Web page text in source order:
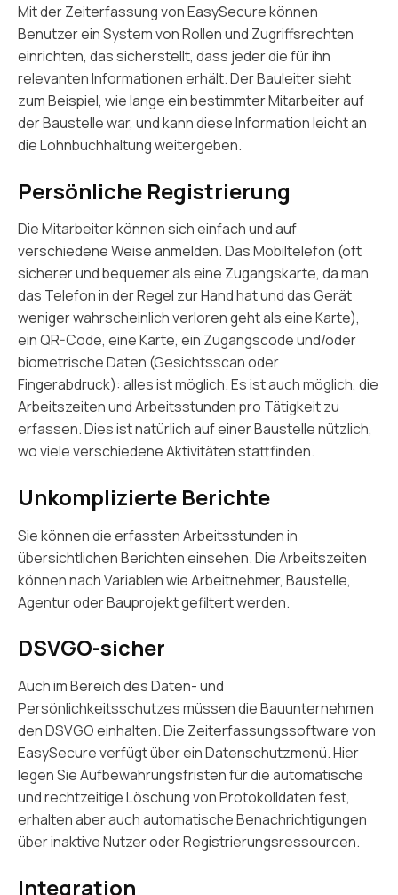
Mit der Zeiterfassung von EasySecure können
Benutzer ein System von Rollen und Zugriffsrechten
einrichten, das sicherstellt, dass jeder die für ihn
relevanten Informationen erhält. Der Bauleiter sieht
zum Beispiel, wie lange ein bestimmter Mitarbeiter auf
der Baustelle war, und kann diese Information leicht an
die Lohnbuchhaltung weitergeben.
Persönliche Registrierung
Die Mitarbeiter können sich einfach und auf
verschiedene Weise anmelden. Das Mobiltelefon (oft
sicherer und bequemer als eine Zugangskarte, da man
das Telefon in der Regel zur Hand hat und das Gerät
weniger wahrscheinlich verloren geht als eine Karte),
ein QR-Code, eine Karte, ein Zugangscode und/oder
biometrische Daten (Gesichtsscan oder
Fingerabdruck): alles ist möglich. Es ist auch möglich, die
Arbeitszeiten und Arbeitsstunden pro Tätigkeit zu
erfassen. Dies ist natürlich auf einer Baustelle nützlich,
wo viele verschiedene Aktivitäten stattfinden.
Unkomplizierte Berichte
Sie können die erfassten Arbeitsstunden in
übersichtlichen Berichten einsehen. Die Arbeitszeiten
können nach Variablen wie Arbeitnehmer, Baustelle,
Agentur oder Bauprojekt gefiltert werden.
DSVGO-sicher
Auch im Bereich des Daten- und
Persönlichkeitsschutzes müssen die Bauunternehmen
den DSVGO einhalten. Die Zeiterfassungssoftware von
EasySecure verfügt über ein Datenschutzmenü. Hier
legen Sie Aufbewahrungsfristen für die automatische
und rechtzeitige Löschung von Protokolldaten fest,
erhalten aber auch automatische Benachrichtigungen
über inaktive Nutzer oder Registrierungsressourcen.
Integration